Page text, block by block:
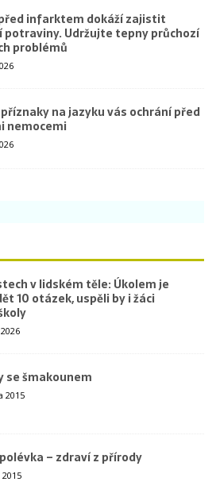
infarktem dokáží zajistit
potraviny. Udržujte tepny průchozí
problémů
na jazyku vás ochrání před
nemocemi
v lidském těle: Úkolem je
10 otázek, uspěli by i žáci
se šmakounem
2015
– zdraví z přírody